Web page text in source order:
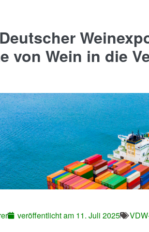
von Wein in die
veröffentlicht am 11. Juli 2025